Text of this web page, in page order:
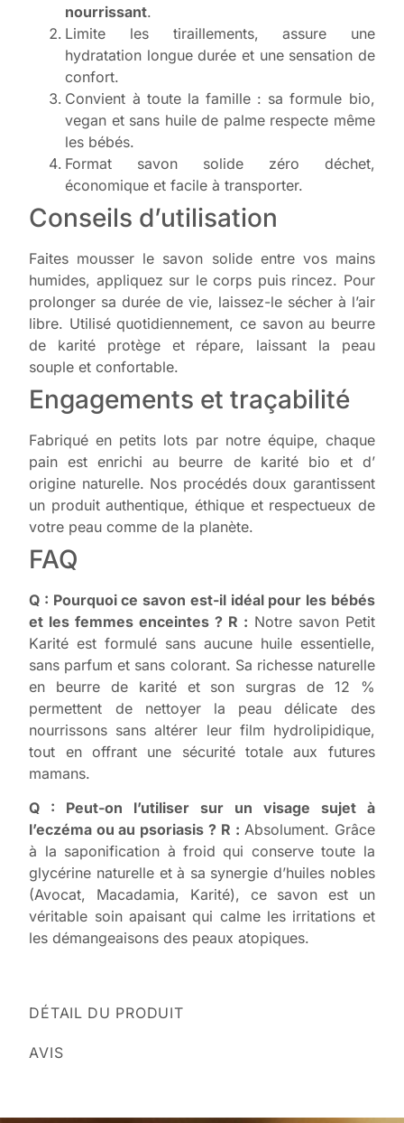
nourrissant.
Limite les tiraillements, assure une
hydratation longue durée et une sensation de
confort.
Convient à toute la famille : sa formule bio,
vegan et sans huile de palme respecte même
les bébés.
Format savon solide zéro déchet,
économique et facile à transporter.
Conseils d’utilisation
Faites mousser le savon solide entre vos mains
humides, appliquez sur le corps puis rincez. Pour
prolonger sa durée de vie, laissez-le sécher à l’air
libre. Utilisé quotidiennement, ce savon au beurre
de karité protège et répare, laissant la peau
souple et confortable.
Engagements et traçabilité
Fabriqué en petits lots par notre équipe, chaque
pain est enrichi au beurre de karité bio et d’
origine naturelle. Nos procédés doux garantissent
un produit authentique, éthique et respectueux de
votre peau comme de la planète.
FAQ
Q : Pourquoi ce savon est-il idéal pour les bébés
et les femmes enceintes ? R : Notre savon Petit
Karité est formulé sans aucune huile essentielle,
sans parfum et sans colorant. Sa richesse naturelle
en beurre de karité et son surgras de 12 %
permettent de nettoyer la peau délicate des
nourrissons sans altérer leur film hydrolipidique,
tout en offrant une sécurité totale aux futures
mamans.
Q : Peut-on l’utiliser sur un visage sujet à
l’eczéma ou au psoriasis ? R : Absolument. Grâce
à la saponification à froid qui conserve toute la
glycérine naturelle et à sa synergie d’huiles nobles
(Avocat, Macadamia, Karité), ce savon est un
véritable soin apaisant qui calme les irritations et
les démangeaisons des peaux atopiques.
DÉTAIL DU PRODUIT
AVIS